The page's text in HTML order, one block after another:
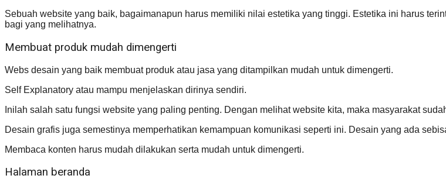
Sebuah website yang baik, bagaimanapun harus memiliki nilai estetika yang tinggi. Estetika ini harus
bagi yang melihatnya.
Membuat produk mudah dimengerti
Webs desain yang baik membuat produk atau jasa yang ditampilkan mudah untuk dimengerti.
Self Explanatory atau mampu menjelaskan dirinya sendiri.
Inilah salah satu fungsi website yang paling penting. Dengan melihat website kita, maka masyarakat
Desain grafis juga semestinya memperhatikan kemampuan komunikasi seperti ini. Desain yang ada
Membaca konten harus mudah dilakukan serta mudah untuk dimengerti.
Halaman beranda